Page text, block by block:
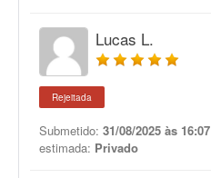
Lucas L.
Rejeitada
Submetido: 31/08/2025 às 16:07
estimada: Privado